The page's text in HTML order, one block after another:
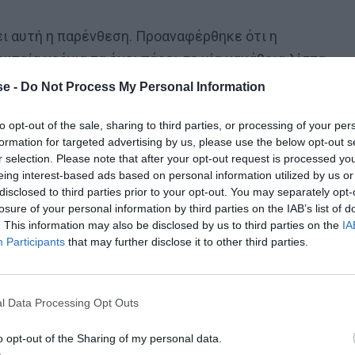
- Do Not Process My Personal Information
opt-out of the sale, sharing to third parties, or processing of your
for targeted advertising by us, please use the below opt-out
selection. Please note that after your opt-out request is processed
interest-based ads based on personal information utilized by us
to third parties prior to your opt-out. You may separately
of your personal information by third parties on the IAB’s list of
This information may also be disclosed by us to third parties on the
Participants that may further disclose it to other third parties.
Data Processing Opt Outs
opt-out of the Sharing of my personal data.
αυτή η παρένθεση. Προαναφέρθηκε ότι η
χρόνια τα έχει πάρει σε μία μακάβρια λίστα.
Χειρότερη και από την Αθήνα έχει